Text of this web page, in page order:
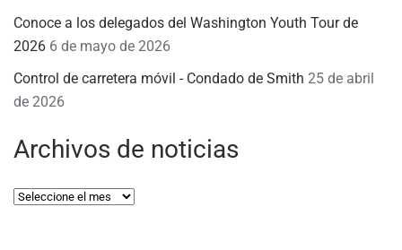
Conoce a los delegados del Washington Youth Tour de
2026 6 de mayo de 2026
Control de carretera móvil - Condado de Smith 25 de abril
de 2026
Archivos de noticias
Archivos